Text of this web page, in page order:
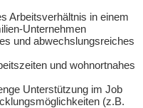
Arbeitsverhältnis in einem
Unternehmen
und abwechslungsreiches
und wohnortnahes
Unterstützung im Job
(z.B.